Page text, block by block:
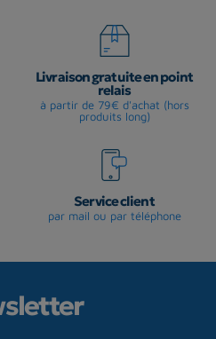
Livraison gratuite en point
relais
à partir de 79€ d'achat (hors
produits long)
Service client
par mail ou par téléphone